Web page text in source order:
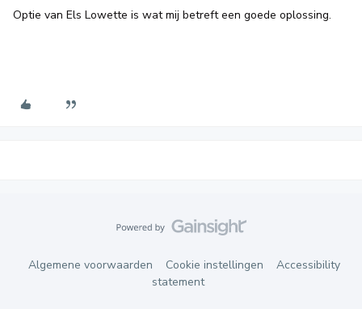
Optie van Els Lowette is wat mij betreft een goede oplossing.
Algemene voorwaarden Cookie instellingen
Accessibility
statement